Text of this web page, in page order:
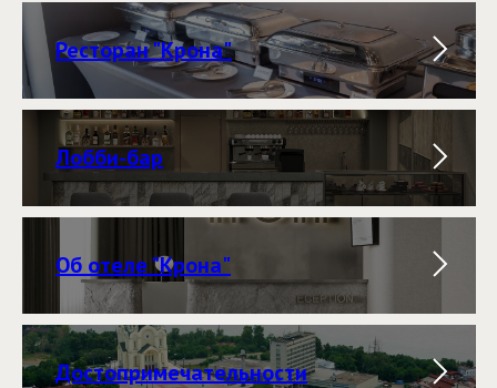
Ресторан "Крона"
Лобби-бар
Об отеле "Крона"
Достопримечательности